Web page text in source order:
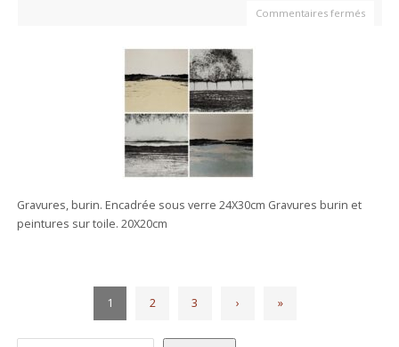
Commentaires fermés
Gravures, burin. Encadrée sous verre 24X30cm Gravures burin et
peintures sur toile. 20X20cm
1 2 3 › »